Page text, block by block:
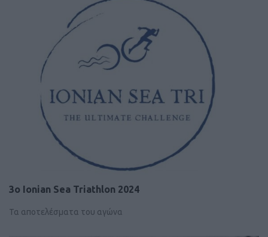
3ο Ionian Sea Triathlon 2024
Τα αποτελέσματα του αγώνα